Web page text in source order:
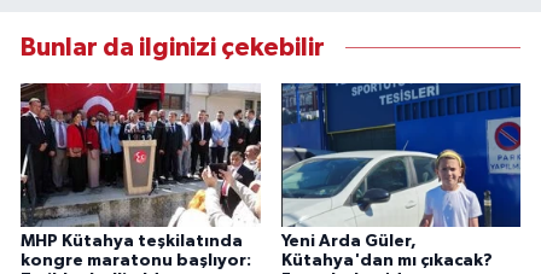
Bunlar da ilginizi çekebilir
MHP Kütahya teşkilatında
kongre maratonu başlıyor:
Yeni Arda Güler,
Kütahya'dan mı çıkacak?